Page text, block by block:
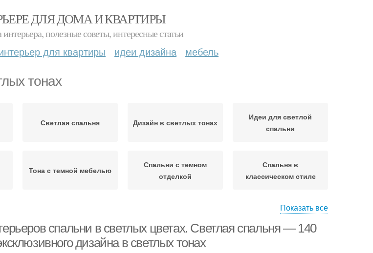
ДЛЯ ДОМА И КВАРТИРЫ
полезные советы, интересные статьи
для квартиры идеи дизайна мебель
тонах
Светлая спальня Дизайн в светлых тонах
Идеи для светлой
спальни
Тона с темной мебелью
Спальни с темном
отделкой
Спальня в
классическом стиле
спальне
стиле
Спальни в современном
стиле
Показать все
спальни в светлых цветах. Светлая спальня — 140
дизайна в светлых тонах